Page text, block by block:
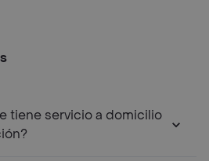
tiene servicio a domicilio